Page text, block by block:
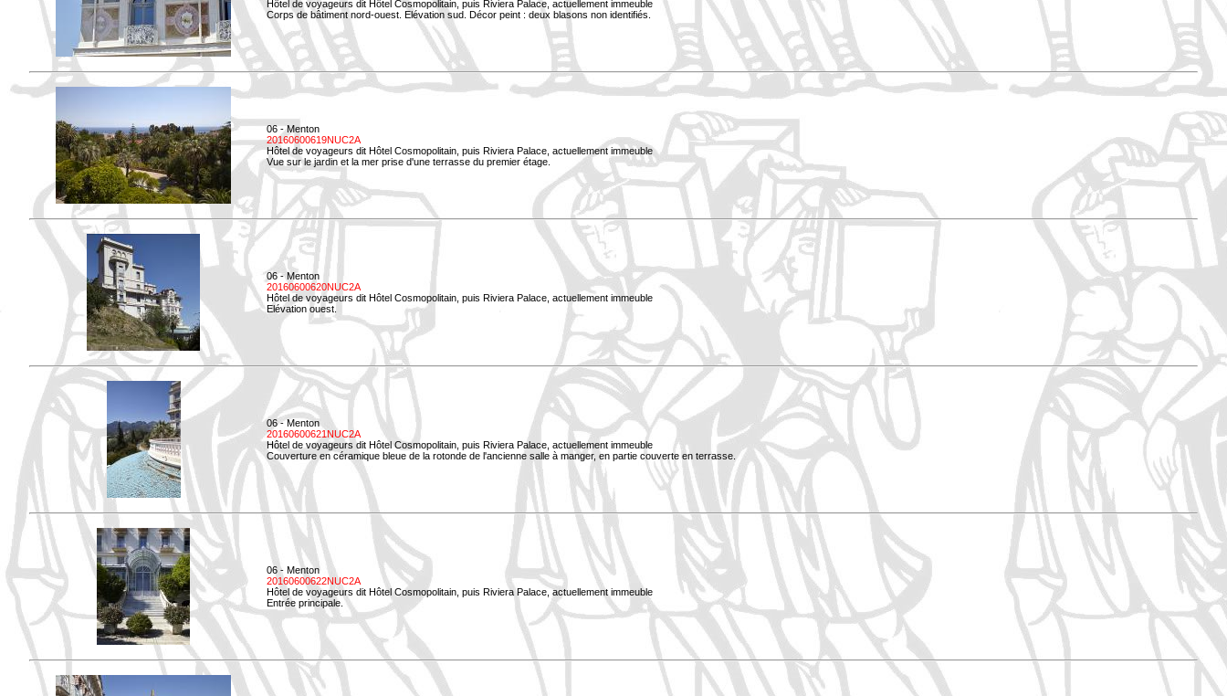
Hôtel de voyageurs dit Hôtel Cosmopolitain, puis Riviera Palace, actuellement immeuble
Corps de bâtiment nord-ouest. Elévation sud. Décor peint : deux blasons non identifiés.
06 - Menton
20160600619NUC2A
Hôtel de voyageurs dit Hôtel Cosmopolitain, puis Riviera Palace, actuellement immeuble
Vue sur le jardin et la mer prise d'une terrasse du premier étage.
06 - Menton
20160600620NUC2A
Hôtel de voyageurs dit Hôtel Cosmopolitain, puis Riviera Palace, actuellement immeuble
Elévation ouest.
06 - Menton
20160600621NUC2A
Hôtel de voyageurs dit Hôtel Cosmopolitain, puis Riviera Palace, actuellement immeuble
Couverture en céramique bleue de la rotonde de l'ancienne salle à manger, en partie couverte en terrasse.
06 - Menton
20160600622NUC2A
Hôtel de voyageurs dit Hôtel Cosmopolitain, puis Riviera Palace, actuellement immeuble
Entrée principale.